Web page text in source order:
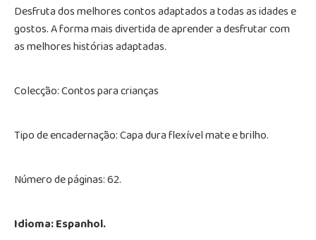
Desfruta dos melhores contos adaptados a todas as idades e
gostos. A forma mais divertida de aprender a desfrutar com
as melhores histórias adaptadas.
Colecção: Contos para crianças
Tipo de encadernação: Capa dura flexível mate e brilho.
Número de páginas: 62.
Idioma: Espanhol.